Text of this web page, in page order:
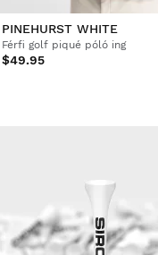
PINEHURST WHITE
Férfi golf piqué póló ing
$49.95